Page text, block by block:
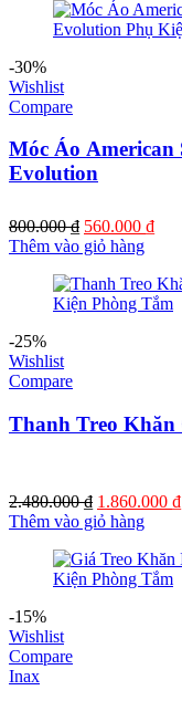
363.000 ₫.là:
-30%
Wishlist
Compare
Móc Áo American
Evolution
800.000₫ Giá
gốc
800.000 ₫.
560.000 ₫Giá
là:
Thêm vào giỏ hàng
-25%
Wishlist
Compare
Thanh Treo Khăn
2.480.000₫ Giá
gốc
2.480.000
1.860.000 ₫
Thêm vào giỏ hàng
-15%
Wishlist
Compare
Inax